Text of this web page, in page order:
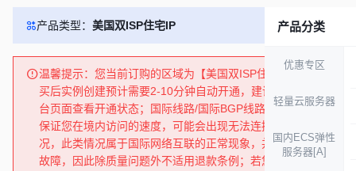
产品分类
优惠专区
轻量云服务器
国内ECS弹性
服务器[A]
产品类型： 美国双ISP住宅IP
温馨提示：您当前订购的区域为【美国双ISP住宅IP】，购
买后实例创建预计需要2-10分钟自动开通，建议您刷新控制
台页面查看开通状态；国际线路/国际BGP线路，我们无法
保证您在境内访问的速度，可能会出现无法连接或丢包的情
况，此类情况属于国际网络互联的正常现象，并非产品本身
故障，因此除质量问题外不适用退款条例；若您的业务需要